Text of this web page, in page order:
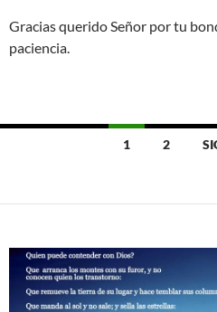
Gracias querido Señor por tu
paciencia.
las
1 2